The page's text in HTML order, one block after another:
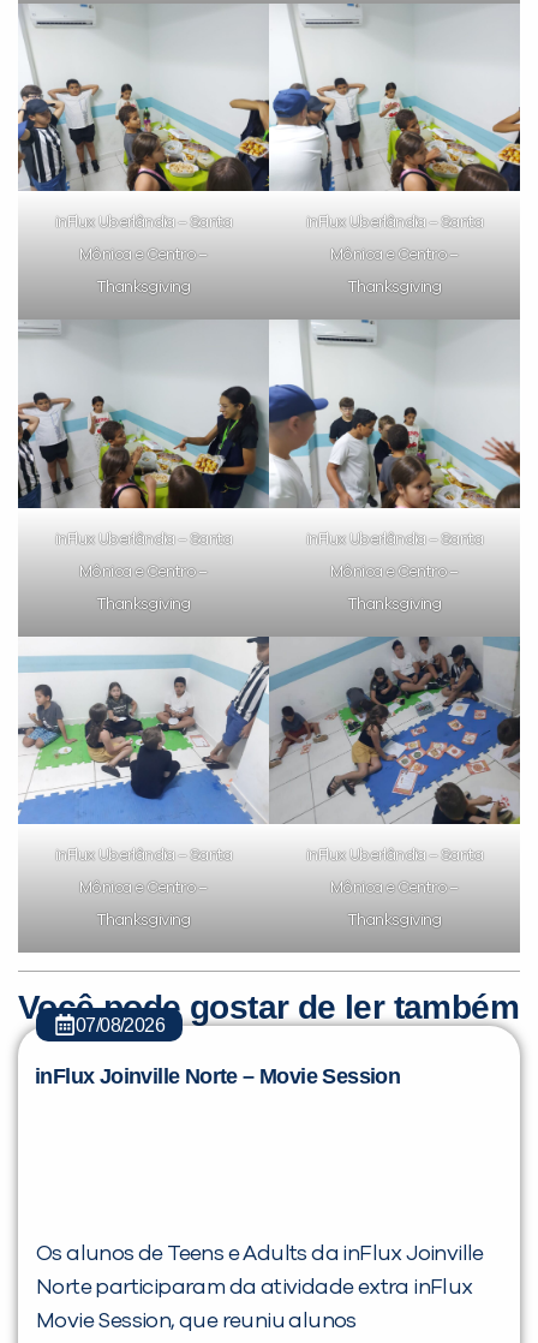
inFlux Uberlândia – Santa
Mônica e Centro –
Thanksgiving
inFlux Uberlândia – Santa
Mônica e Centro –
Thanksgiving
inFlux Uberlândia – Santa
Mônica e Centro –
Thanksgiving
inFlux Uberlândia – Santa
Mônica e Centro –
Thanksgiving
inFlux Uberlândia – Santa
Mônica e Centro –
Thanksgiving
inFlux Uberlândia – Santa
Mônica e Centro –
Thanksgiving
Você pode gostar de ler também
07/08/2026
inFlux Joinville Norte – Movie Session
Os alunos de Teens e Adults da inFlux Joinville
Norte participaram da atividade extra inFlux
Movie Session, que reuniu alunos